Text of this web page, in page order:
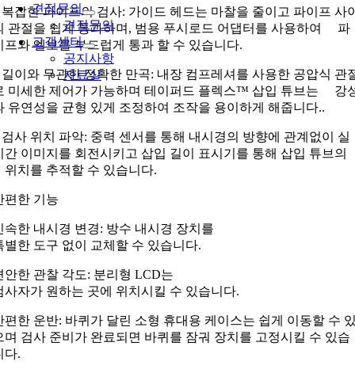
견적문의
견적문의
고객센터
공지사항
자료실
복잡한 파이프의 검사: 가이드 헤드는 마찰을 줄이고 파이프 사
관절을 쉽게 통과하며, 범용 푸시로드 어댑터를 사용하여 파
프와 엘보를 부드럽게 통과 할 수 있습니다.
길이와 무관한 정확한 만곡: 내장 컴프레셔를 사용한 공압식 관
미세한 제어가 가능하며 테이퍼드 플렉스™ 삽입 튜브는 강
유연성을 균형 있게 조정하여 조작을 용이하게 해줍니다..
검사 위치 파악: 중력 센서를 통해 내시경의 방향에 관계없이 실
간 이미지를 회전시키고 삽입 길이 표시기를 통해 삽입 튜브의
치를 추적할 수 있습니다.
편한 기능
속한 내시경 변경: 방수 내시경 장치를
별한 도구 없이 교체할 수 있습니다.
안한 관찰 각도: 분리형 LCD는
사자가 원하는 곳에 위치시킬 수 있습니다.
편한 운반: 바퀴가 달린 소형 휴대용 케이스는 쉽게 이동할 수
며 검사 준비가 완료되면 바퀴를 잠궈 장치를 고정시킬 수 있습
다.